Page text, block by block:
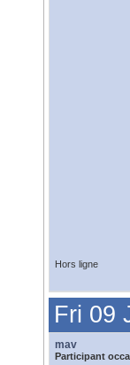
Hors ligne
Fri 09
mav
Participant